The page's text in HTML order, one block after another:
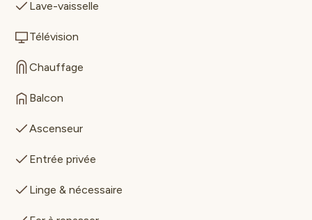
Lave-vaisselle
Télévision
Chauffage
Balcon
Ascenseur
Entrée privée
Linge & nécessaire